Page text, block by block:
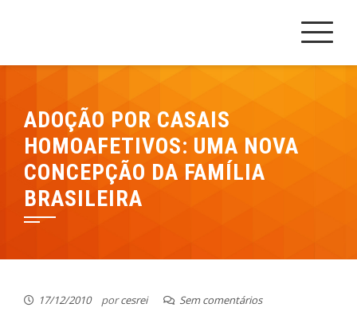
ADOÇÃO POR CASAIS
HOMOAFETIVOS: UMA NOVA
CONCEPÇÃO DA FAMÍLIA
BRASILEIRA
17/12/2010 porcesrei Sem comentários